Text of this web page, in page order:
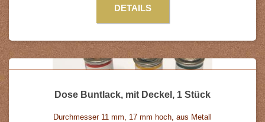
DETAILS
Dose Buntlack, mit Deckel, 1 Stück
Durchmesser 11 mm, 17 mm hoch, aus Metall